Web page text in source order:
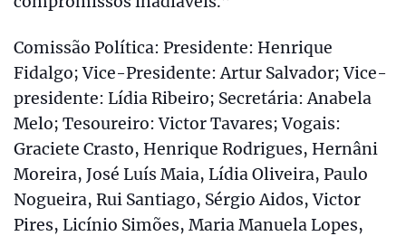
Comissão Política: Presidente: Henrique
Fidalgo; Vice-Presidente: Artur Salvador; Vice-
presidente: Lídia Ribeiro; Secretária: Anabela
Melo; Tesoureiro: Victor Tavares; Vogais:
Graciete Crasto, Henrique Rodrigues, Hernâni
Moreira, José Luís Maia, Lídia Oliveira, Paulo
Nogueira, Rui Santiago, Sérgio Aidos, Victor
Pires, Licínio Simões, Maria Manuela Lopes,